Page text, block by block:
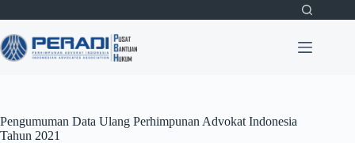
to
content
Pengumuman Data Ulang Perhimpunan Advokat Indonesia
Tahun 2021